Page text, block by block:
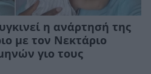
η ανάρτησή της
με τον Νεκτάριο
γιο τους